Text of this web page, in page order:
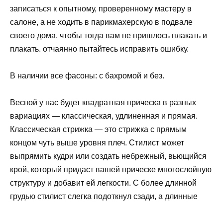
записаться к опытному, проверенному мастеру в
салоне, а не ходить в парикмахерскую в подвале
своего дома, чтобы тогда вам не пришлось плакать и
плакать. отчаянно пытайтесь исправить ошибку.
В наличии все фасоны: с бахромой и без.
Весной у нас будет квадратная прическа в разных
вариациях — классическая, удлиненная и прямая.
Классическая стрижка — это стрижка с прямым
концом чуть выше уровня плеч. Стилист может
выпрямить кудри или создать небрежный, вьющийся
крой, который придаст вашей прическе многослойную
структуру и добавит ей легкости. С более длинной
грудью стилист слегка подоткнул сзади, а длинные